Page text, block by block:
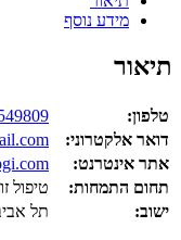
מידע נוסף
תיאור
טלפון:
דואר אלקטרוני:
אתר אינטרנט:
תחום התמחות:
טיפול
ישוב:
תל